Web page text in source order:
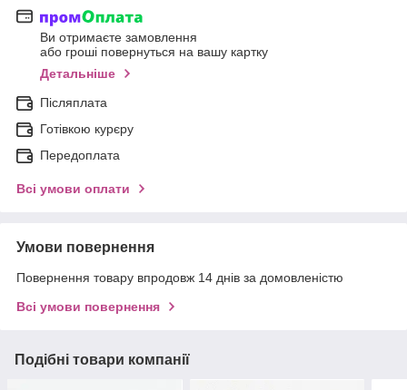
Ви отримаєте замовлення
або гроші повернуться на вашу картку
Детальніше
Післяплата
Готівкою курєру
Передоплата
Всі умови оплати
Умови повернення
Повернення товару впродовж 14 днів за домовленістю
Всі умови повернення
Подібні товари компанії